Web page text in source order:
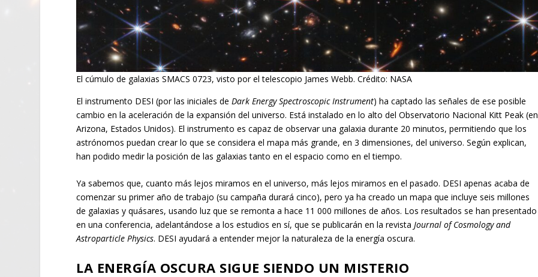
El cúmulo de galaxias SMACS 0723, visto por el telescopio James Webb. Crédito: NASA
El instrumento DESI (por las iniciales deDark Energy Spectroscopic Instrument) ha captado las señales de ese posible
cambio en la aceleración de la expansión del universo. Está instalado en lo alto del Observatorio Nacional Kitt Peak (en
Arizona, Estados Unidos). El instrumento es capaz de observar una galaxia durante 20 minutos, permitiendo que los
astrónomos puedan crear lo que se considera el mapa más grande, en 3 dimensiones, del universo. Según explican,
han podido medir la posición de las galaxias tanto en el espacio como en el tiempo.
Ya sabemos que, cuanto más lejos miramos en el universo, más lejos miramos en el pasado. DESI apenas acaba de
comenzar su primer año de trabajo (su campaña durará cinco), pero ya ha creado un mapa que incluye seis millones
de galaxias y quásares, usando luz que se remonta a hace 11 000 millones de años. Los resultados se han presentado
en una conferencia, adelantándose a los estudios en sí, que se publicarán en la revistaJournal of Cosmology and
Astroparticle Physics. DESI ayudará a entender mejor la naturaleza de la energía oscura.
LA ENERGÍA OSCURA SIGUE SIENDO UN MISTERIO